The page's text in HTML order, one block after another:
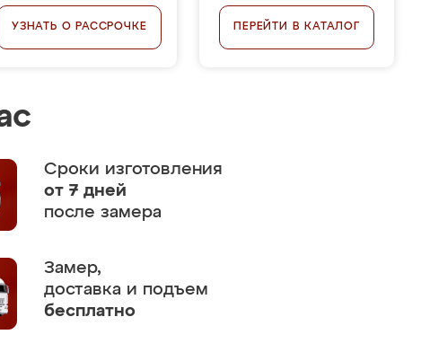
УЗНАТЬ О РАССРОЧКЕ ПЕРЕЙТИ В КАТАЛОГ
Сроки изготовления
от 7 дней
после замера
Замер,
доставка и подъем
бесплатно